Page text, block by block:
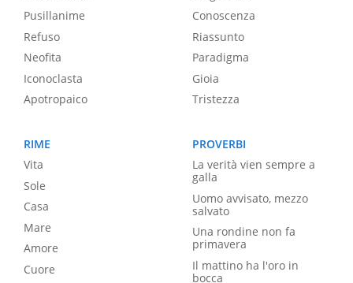
Pusillanime
Refuso
Neofita
Iconoclasta
Apotropaico
Conoscenza
Riassunto
Paradigma
Gioia
Tristezza
RIME
Vita
Sole
Casa
Mare
Amore
Cuore
PROVERBI
La verità vien sempre a
galla
Uomo avvisato, mezzo
salvato
Una rondine non fa
primavera
Il mattino ha l'oro in
bocca